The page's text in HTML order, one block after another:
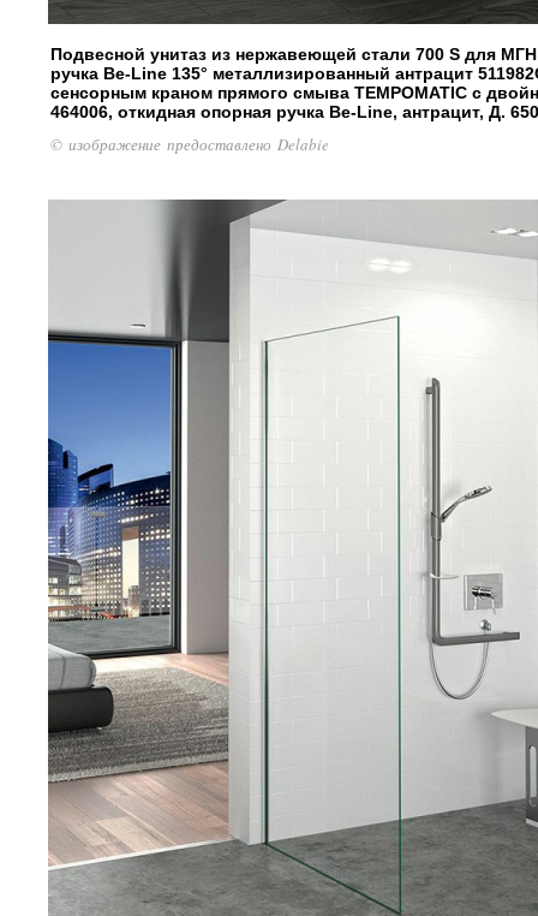
Подвесной унитаз из нержавеющей стали 700 S для МГН
ручка Be-Line 135° металлизированный антрацит
сенсорным краном прямого смыва TEMPOMATIC с
464006, откидная опорная ручка Be-Line, антрацит, Д.
© изображение предоставлено Delabie